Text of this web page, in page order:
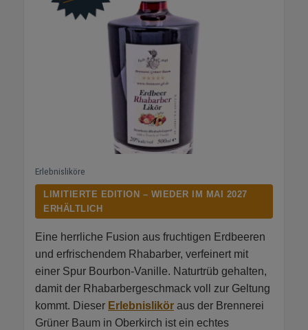
Erlebnisliköre
LIMITIERTE EDITION – WIEDER IM MAI 2027
ERHÄLTLICH
Eine herrliche Fusion aus fruchtigen Erdbeeren
und erfrischendem Rhabarber, verfeinert mit
einer Spur Bourbon-Vanille. Naturtrüb gehalten,
damit der Rhabarbergeschmack voll zur Geltung
kommt. Dieser Erlebnislikör aus der Brennerei
Grüner Baum in Oberkirch ist ein echtes